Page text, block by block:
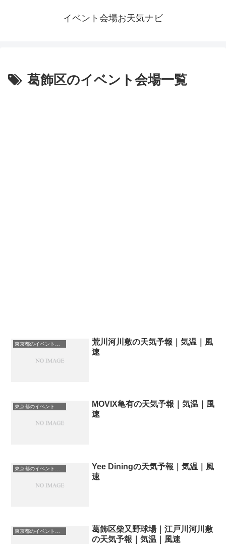
イベント会場お天気ナビ
葛飾区のイベント会場一覧
荒川河川敷の天気予報｜気温｜風
速
MOVIX亀有の天気予報｜気温｜風
速
東京都のイベント会場一覧
Yee Diningの天気予報｜気温｜風
速
葛飾区柴又野球場｜江戸川河川敷
の天気予報｜気温｜風速